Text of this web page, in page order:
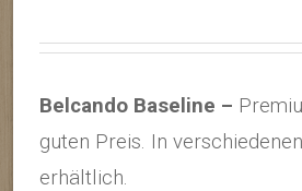
Belcando Baseline –
guten Preis. In vers
erhältlich.